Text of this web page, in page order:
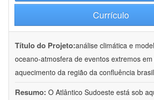
Currículo
Título do Projeto:análise climática e
oceano-atmosfera de eventos extremos
aquecimento da região da confluência
Resumo: O Atlântico Sudoeste está sob